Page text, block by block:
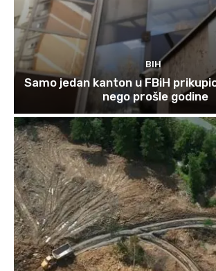
BIH
Samo jedan kanton u FBiH
nego prošle godine